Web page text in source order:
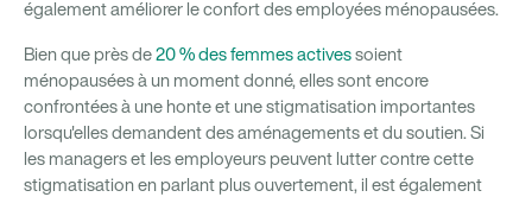
également améliorer le confort des employées ménopausées.
Bien que près de20 % des femmes activessoient
ménopausées à un moment donné, elles sont encore
confrontées à une honte et une stigmatisation importantes
lorsqu'elles demandent des aménagements et du soutien. Si
les managers et les employeurs peuvent lutter contre cette
stigmatisation en parlant plus ouvertement, il est également